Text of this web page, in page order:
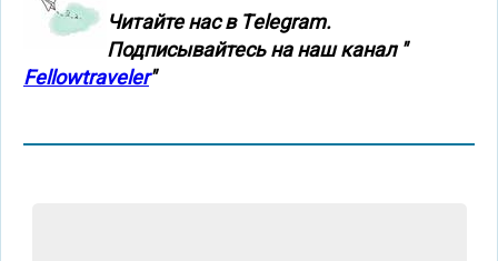
Читайте нас в Тelegram.
Подписывайтесь на наш канал "
Fellowtraveler"